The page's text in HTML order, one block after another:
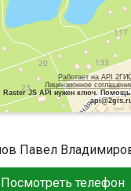
Работает на API
Лицензионное
Raster JS API нужен ключ.
Павел
Посмотреть телефон